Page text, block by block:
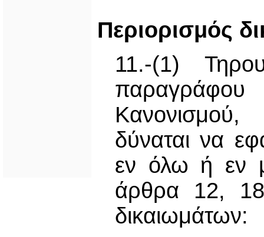
Περιορισμός
11.-(1)
δύναται να
εν όλω ή εν
άρθρα 12,
δικαιωμάτων: